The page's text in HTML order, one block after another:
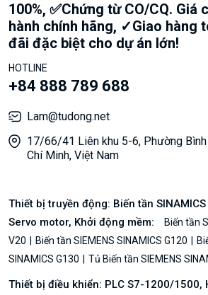
100%, ✅Chứng từ CO/CQ. Giá
hành chính hãng, ✓Giao hàng
đãi đặc biệt cho dự án lớn!
HOTLINE
+84 888 789 688
Lam@tudong.net
17/66/41 Liên khu 5-6, Phường Bình
Chí Minh, Việt Nam
Thiết bị truyền động: Biến tần
Servo motor, Khởi động mềm:
Biến tần
V20
Biến tần SIEMENS SINAMICS G120
SINAMICS G130
Tủ Biến tần SIEMENS
Thiết bị điều khiển: PLC S7-1200/1500,